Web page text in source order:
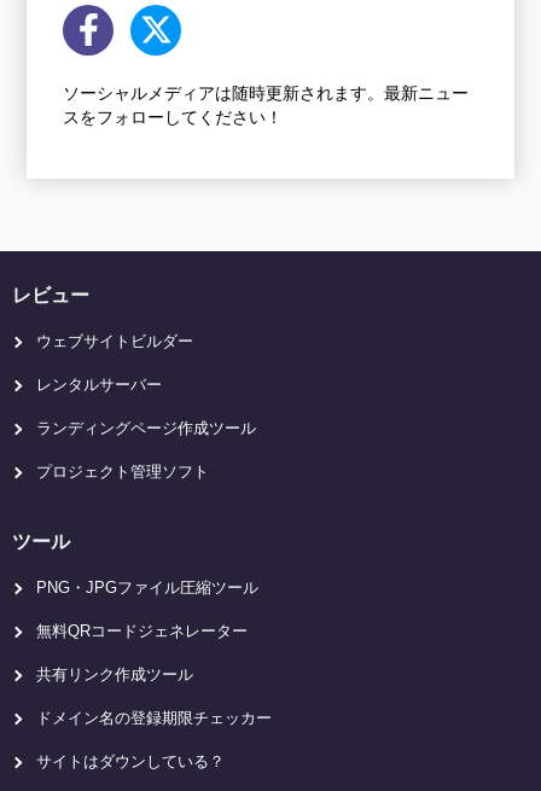
ソーシャルメディアは随時更新されます。最新ニュー
スをフォローしてください！
レビュー
ウェブサイトビルダー
レンタルサーバー
ランディングページ作成ツール
プロジェクト管理ソフト
ツール
PNG・JPGファイル圧縮ツール
無料QRコードジェネレーター
共有リンク作成ツール
ドメイン名の登録期限チェッカー
サイトはダウンしている？